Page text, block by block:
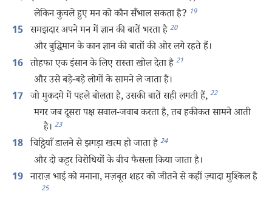
लेकिन कुचले हुए मन को कौन सँभाल सकता है? 19
15 समझदार अपने मन में ज्ञान की बातें भरता है 20
और बुद्धिमान के कान ज्ञान की बातों की ओर लगे रहते हैं।
16 तोहफा एक इंसान के लिए रास्ता खोल देता है 21
और उसे बड़े-बड़े लोगों के सामने ले जाता है।
17 जो मुकदमे में पहले बोलता है, उसकी बातें सही लगती हैं, 22
मगर जब दूसरा पक्ष सवाल-जवाब करता है, तब हकीकत सामने आती
है। 23
18 चिट्ठियाँ डालने से झगड़ा खत्म हो जाता है 24
और दो कट्टर विरोधियों के बीच फैसला किया जाता है।
19 नाराज़ भाई को मनाना, मज़बूत शहर को जीतने से कहीं ज़्यादा मुश्‍किल है
25